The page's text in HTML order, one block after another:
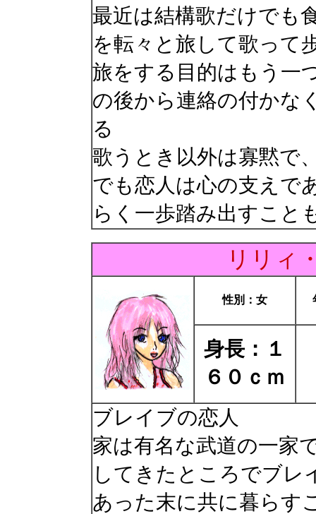
最近は結構歌だけでも
を転々と旅して歌って
旅をする目的はもう一
の後から連絡の付かな
る
歌うとき以外は寡黙で
でも恋人は心の支えで
らく一歩踏み出すこと
リリィ
性別：女
身長：１
６０ｃｍ
ブレイブの恋人
家は有名な武道の一家
してきたところでブレ
あった末に共に暮らす